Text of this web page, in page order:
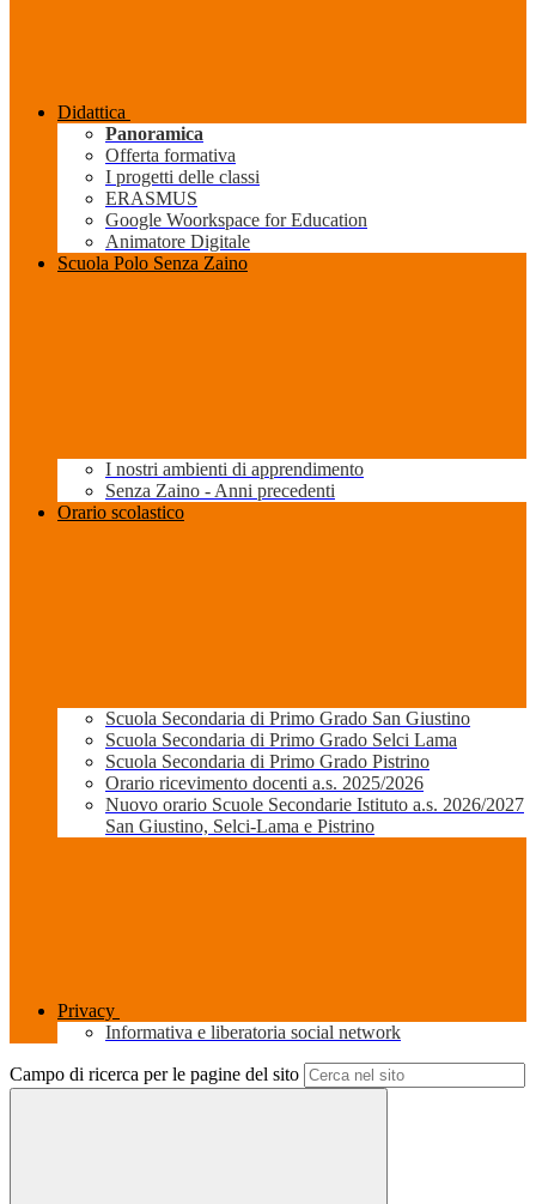
Didattica
Panoramica
Offerta formativa
I progetti delle classi
ERASMUS
Google Woorkspace for Education
Animatore Digitale
Scuola Polo Senza Zaino
I nostri ambienti di apprendimento
Senza Zaino - Anni precedenti
Orario scolastico
Scuola Secondaria di Primo Grado San Giustino
Scuola Secondaria di Primo Grado Selci Lama
Scuola Secondaria di Primo Grado Pistrino
Orario ricevimento docenti a.s. 2025/2026
Nuovo orario Scuole Secondarie Istituto a.s. 2026/2027
San Giustino, Selci-Lama e Pistrino
Privacy
Informativa e liberatoria social network
Campo di ricerca per le pagine del sito